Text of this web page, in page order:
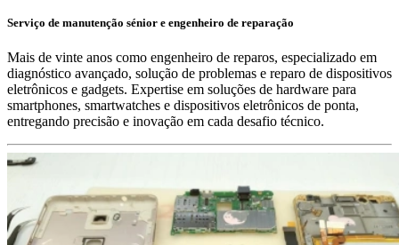
Serviço de manutenção sénior e engenheiro de reparação
Mais de vinte anos como engenheiro de reparos, especializado em
diagnóstico avançado, solução de problemas e reparo de dispositivos
eletrônicos e gadgets. Expertise em soluções de hardware para
smartphones, smartwatches e dispositivos eletrônicos de ponta,
entregando precisão e inovação em cada desafio técnico.